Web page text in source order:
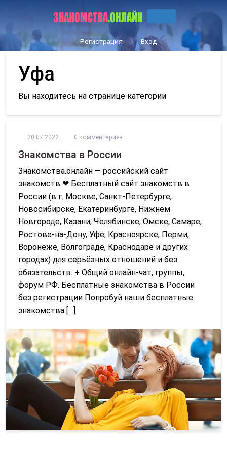
Регистрация Вход
Уфа
Вы находитесь на странице категории
20.07.2022 0 комментариев
Знакомства в России
Знакомства.онлайн — российский сайт
знакомств ❤ Бесплатный сайт знакомств в
России (в г. Москве, Санкт-Петербурге,
Новосибирске, Екатеринбурге, Нижнем
Новгороде, Казани, Челябинске, Омске, Самаре,
Ростове-на-Дону, Уфе, Красноярске, Перми,
Воронеже, Волгограде, Краснодаре и других
городах) для серьёзных отношений и без
обязательств. + Общий онлайн-чат, группы,
форум РФ. Бесплатные знакомства в России
без регистрации Попробуй наши бесплатные
знакомства […]